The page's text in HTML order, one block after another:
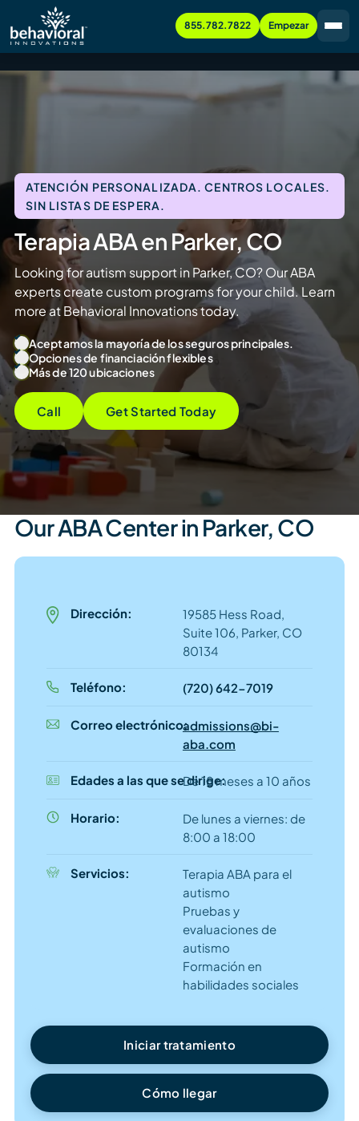
855.782.7822 Empezar
ATENCIÓN PERSONALIZADA. CENTROS LOCALES.
SIN LISTAS DE ESPERA.
Terapia ABA en Parker, CO
Looking for autism support in Parker, CO? Our ABA
experts create custom programs for your child. Learn
more at Behavioral Innovations today.
Aceptamos la mayoría de los seguros principales.
Opciones de financiación flexibles
Más de 120 ubicaciones
Call Get Started Today
Our ABA Center in Parker, CO
Dirección:
19585 Hess Road,
Suite 106, Parker, CO
80134
Teléfono: (720) 642-7019
Correo electrónico:admissions@bi-
aba.com
Edades a las que se dirige:De 18 meses a 10 años
Horario:
De lunes a viernes: de
8:00 a 18:00
Servicios:
Terapia ABA para el
autismo
Pruebas y
evaluaciones de
autismo
Formación en
habilidades sociales
Iniciar tratamiento
Cómo llegar